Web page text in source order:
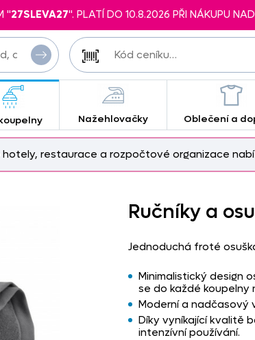
"27SLEVA27". PLATÍ DO 10.8.2026 PŘI NÁKUPU
Nažehlovačky Oblečení a
hotely, restaurace a rozpočtové organizace
Ručníky a
Jednoduchá froté
Minimalistický design
se do každé koupelny
Moderní a nadčasový
Díky vyníkající kvalitě
intenzívní používání.